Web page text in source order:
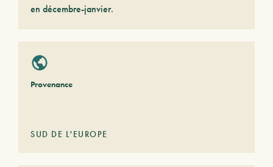
en décembre-janvier.
Provenance
SUD DE L'EUROPE